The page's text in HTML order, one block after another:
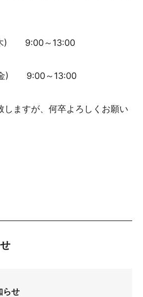
) 9:00～13:00
金) 9:00～13:00
しますが、何卒よろしくお願い
らせ